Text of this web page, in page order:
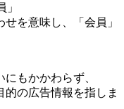
」
を意味し、「会員」
もかかわらず、
の広告情報を指しま